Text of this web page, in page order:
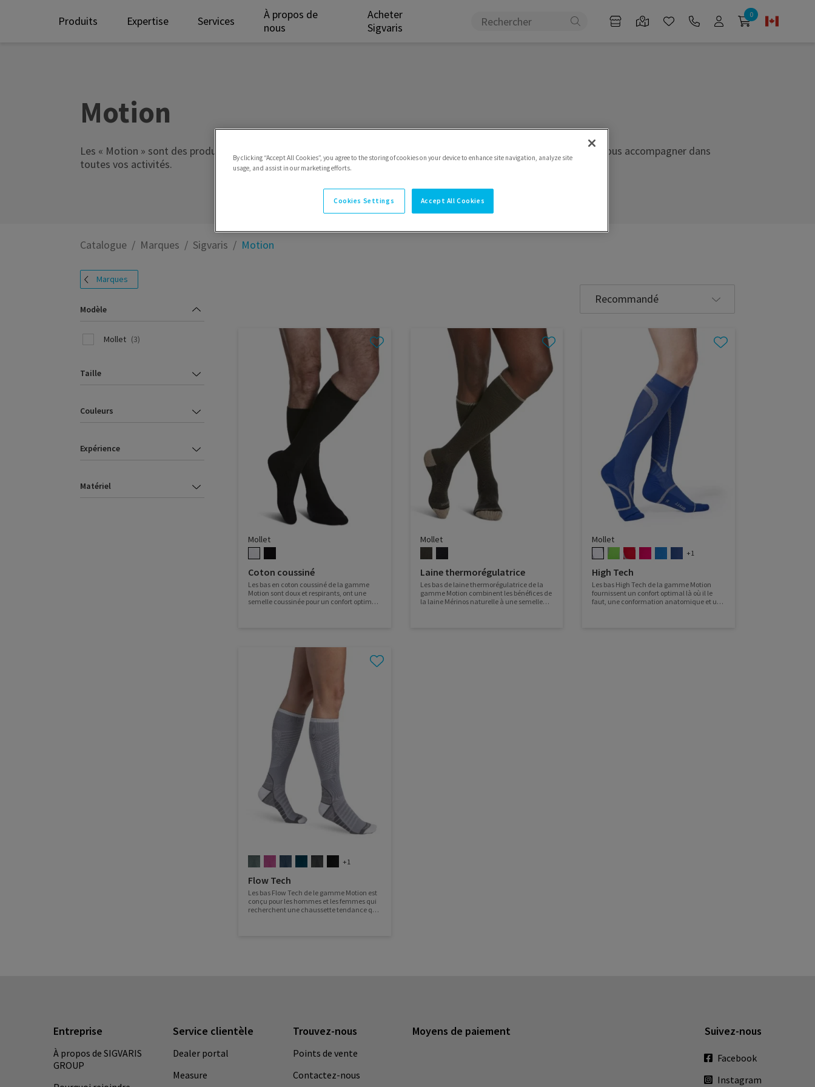
Produits Expertise Services
À propos de
nous
Acheter
Sigvaris
0
Motion
Les « Motion » sont des produits techniques spécialement conçus pour être portés dans vos moments de loisirs et vous accompagner dans
toutes vos activités.
Catalogue Marques Sigvaris Motion
Mollet
Coton coussiné
Les bas en coton coussiné de la gamme
Motion sont doux et respirants, ont une
semelle coussinée pour un confort optimal
Mollet
Laine thermorégulatrice
Les bas de laine thermorégulatrice de la
gamme Motion combinent les bénéfices de
la laine Mérinos naturelle à une semelle
Mollet
+1
High Tech
Les bas High Tech de la gamme Motion
fournissent un confort optimal là où il le
faut, une conformation anatomique et une
+1
Flow Tech
Les bas Flow Tech de le gamme Motion est
conçu pour les hommes et les femmes qui
recherchent une chaussette tendance qui
Marques
Modèle
Mollet (3)
Taille
Couleurs
Expérience
Matériel
Entreprise
À propos de SIGVARIS
GROUP
Service clientèle
Dealer portal
Measure
Trouvez-nous
Points de vente
Contactez-nous
Moyens de paiement Suivez-nous
Facebook
Instagram
By clicking “Accept All Cookies”, you agree to the storing of cookies on your device to enhance site navigation, analyze site
usage, and assist in our marketing efforts.
Cookies Settings Accept All Cookies